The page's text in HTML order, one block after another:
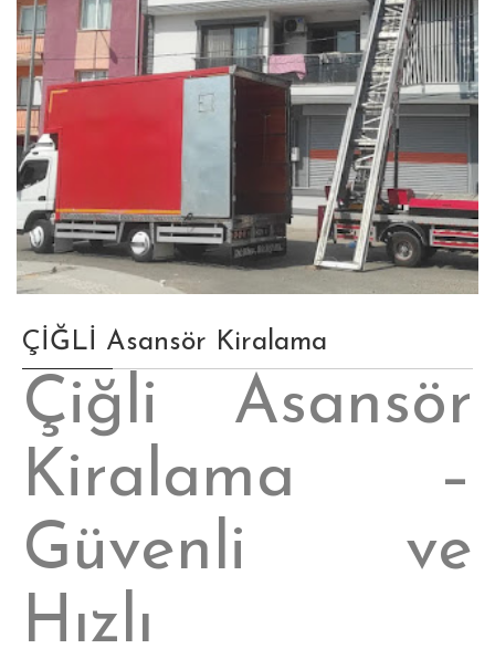
ÇİĞLİ Asansör Kiralama
Çiğli Asansör
Kiralama –
Güvenli ve
Hızlı